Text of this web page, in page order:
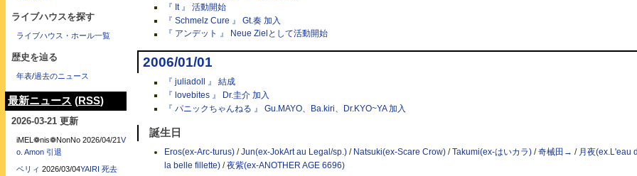
『 It 』 活動開始
『 Schmelz Cure 』 Gt.奏 加入
『 アンデット 』 Neue Zielとして活動開始
2006/01/01
『 juliadoll 』 結成
『 lovebites 』 Dr.圭介 加入
『 パニックちゃんねる 』 Gu.MAYO、Ba.kiri、Dr.KYO~YA 加入
誕生日
Eros(ex-Arc-turus) /Jun(ex-JokArt au Legal/sp.) / Natsuki(ex-Scare Crow) /Takumi(ex-はいカラ) /奇械田→ / 月夜(ex.L'eau
la belle fillette) /夜紫(ex-ANOTHER AGE 6696)
ライブハウスを探す
ライブハウス・ホール一覧
歴史を辿る
年表/過去のニュース
最新ニュース (RSS)
2026-03-21 更新
iMEL❁nis❁NonNo 2026/04/21 V
o. Amon 引退
ベリィ 2026/03/04YAIRI 死去